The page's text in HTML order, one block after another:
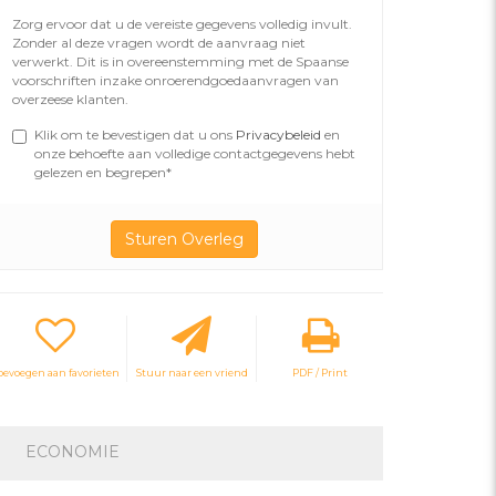
Zorg ervoor dat u de vereiste gegevens volledig invult.
Zonder al deze vragen wordt de aanvraag niet
verwerkt. Dit is in overeenstemming met de Spaanse
voorschriften inzake onroerendgoedaanvragen van
overzeese klanten.
Klik om te bevestigen dat u ons Privacybeleid en
onze behoefte aan volledige contactgegevens hebt
gelezen en begrepen*
aan favorieten Stuur naar een vriend PDF / Print
ECONOMIE